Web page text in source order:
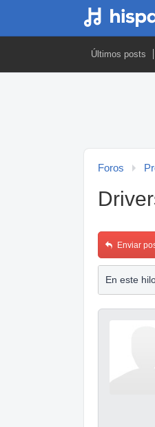
Últimos posts
Foros
Enviar